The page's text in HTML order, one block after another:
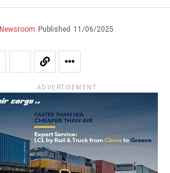
Newsroom Published 11/06/2025
ADVERTISEMENT